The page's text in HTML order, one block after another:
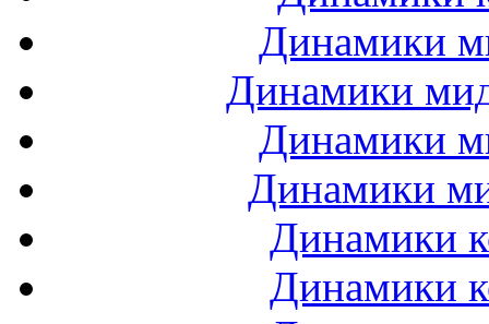
Динамики
Динамики
Динамики
Динамики
Динамики
Динамики